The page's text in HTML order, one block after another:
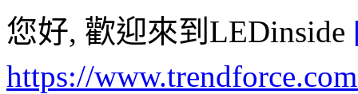
您好, 歡迎來到LEDinside
https://